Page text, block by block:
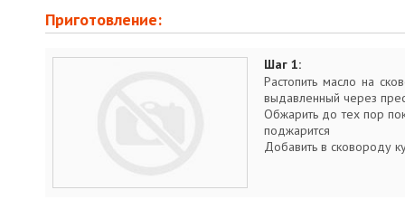
Приготовление:
Шаг 1:
Растопить масло на
выдавленный через
Обжарить до тех пор
поджарится
Добавить в сковороду